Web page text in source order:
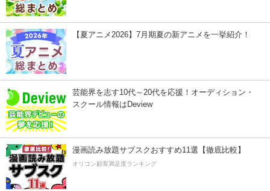
【夏アニメ2026】7月期夏の新アニメを一挙紹介！
芸能界を志す10代～20代を応援！オーディション・
スクール情報はDeview
漫画読み放題サブスクおすすめ11選【徹底比較】
オリコン顧客満足度ランキング